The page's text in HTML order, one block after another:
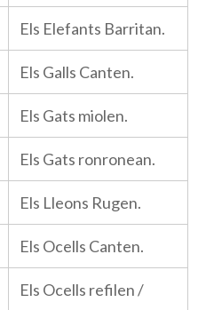
Els Elefants Barritan.
Els Galls Canten.
Els Gats miolen.
Els Gats ronronean.
Els Lleons Rugen.
Els Ocells Canten.
Els Ocells refilen /